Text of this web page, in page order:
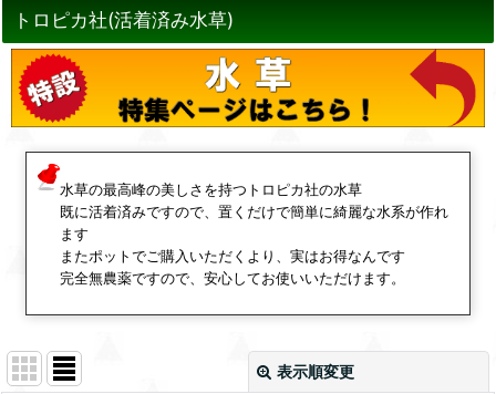
トロピカ社(活着済み水草)
水草の最高峰の美しさを持つトロピカ社の水草
既に活着済みですので、置くだけで簡単に綺麗な水系が作れ
ます
またポットでご購入いただくより、実はお得なんです
完全無農薬ですので、安心してお使いいただけます。
表示順変更